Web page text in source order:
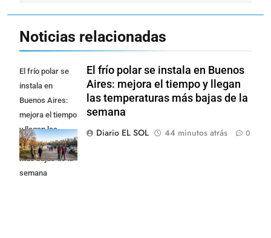
Noticias relacionadas
El frío polar se
instala en
Buenos Aires:
mejora el tiempo
y llegan las
temperaturas
más bajas de la
semana
El frío polar se instala en Buenos
Aires: mejora el tiempo y llegan
las temperaturas más bajas de la
semana
Diario EL SOL
44 minutos atrás 0